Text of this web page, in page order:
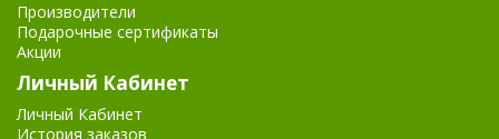
Производители
Подарочные сертификаты
Акции
Личный Кабинет
Личный Кабинет
История заказов